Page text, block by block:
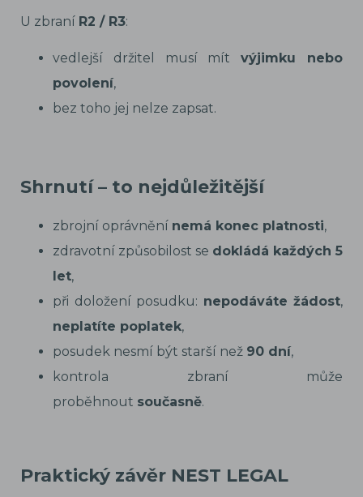
U zbraní R2 / R3:
vedlejší držitel musí mítvýjimku nebo
povolení,
bez toho jej nelze zapsat.
Shrnutí – to nejdůležitější
zbrojní oprávnění nemá konec platnosti,
zdravotní způsobilost se dokládá každých 5
let,
při doložení posudku: nepodáváte žádost,
neplatíte poplatek,
posudek nesmí být starší než 90 dní,
kontrola zbraní může
proběhnout současně.
Praktický závěr NEST LEGAL